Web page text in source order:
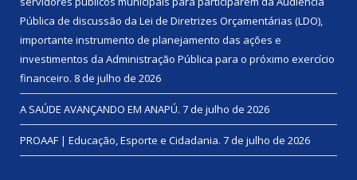
Pública de discussão da Lei de Diretrizes Orçamentárias (LDO),
importante instrumento de planejamento das ações e
investimentos da Administração Pública para o próximo exercício
financeiro. 8 de julho de 2026
A SAÚDE AVANÇANDO EM ANAPÚ. 7 de julho de 2026
PROAAF | Educação, Esporte e Cidadania. 7 de julho de 2026